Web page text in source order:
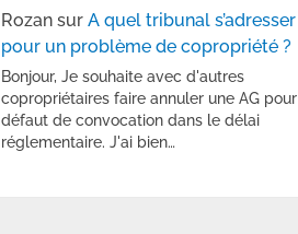
Rozan surA quel tribunal s’adresser
pour un problème de copropriété ?
Bonjour, Je souhaite avec d'autres
copropriétaires faire annuler une AG pour
défaut de convocation dans le délai
réglementaire. J'ai bien…